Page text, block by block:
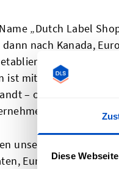
Diese
„Dutch Label
nach Kanada,
und haben
ist mittlerweile US-
– ohne
mit echter
unserem Standort in
Europa und